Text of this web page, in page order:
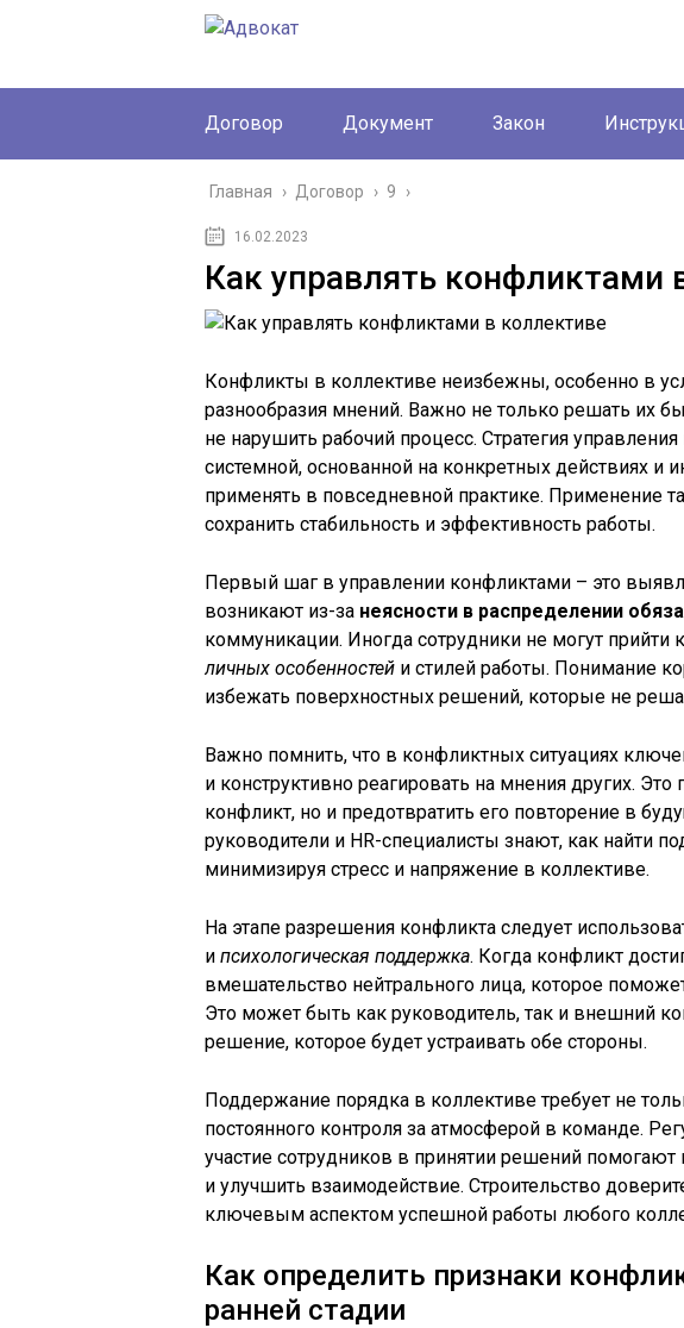
Договор Документ Закон
Главная › Договор › 9 ›
16.02.2023
Как управлять конфликтами
Конфликты в коллективе неизбежны, особенно в
разнообразия мнений. Важно не только решать их
не нарушить рабочий процесс. Стратегия
системной, основанной на конкретных действиях и
применять в повседневной практике. Применение
сохранить стабильность и эффективность работы.
Первый шаг в управлении конфликтами – это
возникают из-за неясности в распределении
коммуникации. Иногда сотрудники не могут
личных особенностей и стилей работы. Понимание
избежать поверхностных решений, которые не
Важно помнить, что в конфликтных ситуациях
и конструктивно реагировать на мнения других.
конфликт, но и предотвратить его повторение в
руководители и HR-специалисты знают, как найти
минимизируя стресс и напряжение в коллективе.
На этапе разрешения конфликта следует
и психологическая поддержка. Когда конфликт
вмешательство нейтрального лица, которое
Это может быть как руководитель, так и внешний
решение, которое будет устраивать обе стороны.
Поддержание порядка в коллективе требует не
постоянного контроля за атмосферой в команде.
участие сотрудников в принятии решений
и улучшить взаимодействие. Строительство
ключевым аспектом успешной работы любого
Как определить признаки
ранней стадии